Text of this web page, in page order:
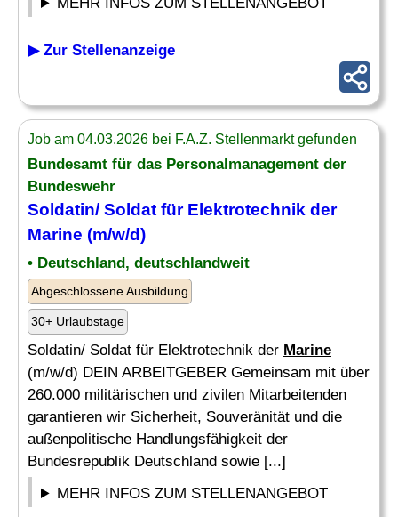
▶ Zur Stellenanzeige
Job am 04.03.2026 bei F.A.Z. Stellenmarkt gefunden
Bundesamt für das Personalmanagement der
Bundeswehr
Soldatin/ Soldat für Elektrotechnik der
Marine (m/w/d)
• Deutschland, deutschlandweit
Abgeschlossene Ausbildung
30+ Urlaubstage
Soldatin/ Soldat für Elektrotechnik der Marine
(m/w/d) DEIN ARBEITGEBER Gemeinsam mit über
260.000 militärischen und zivilen Mitarbeitenden
garantieren wir Sicherheit, Souveränität und die
außenpolitische Handlungsfähigkeit der
Bundesrepublik Deutschland sowie [...]
MEHR INFOS ZUM STELLENANGEBOT